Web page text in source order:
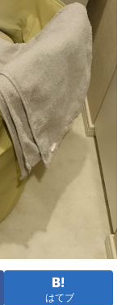
はてブ